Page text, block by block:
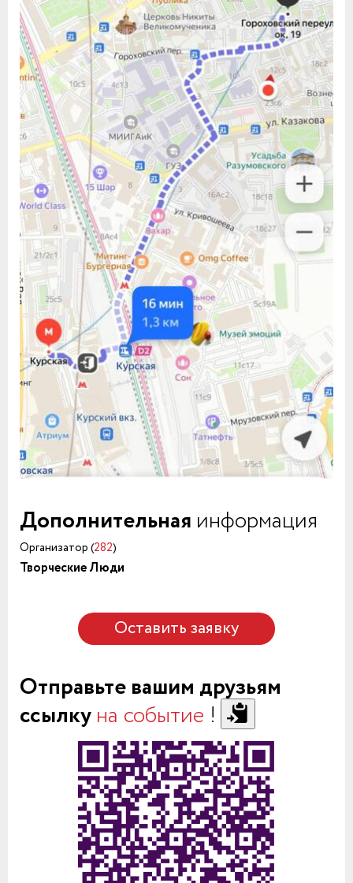
Дополнительная информация
Организатор (282)
Творческие Люди
Оставить заявку
Отправьте вашим друзьям
ссылкуна событие !